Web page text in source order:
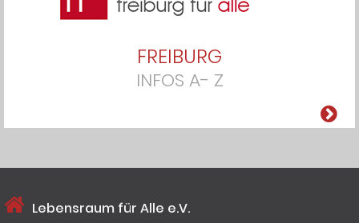
FREIBURG
INFOS A- Z
Lebensraum für Alle e.V.